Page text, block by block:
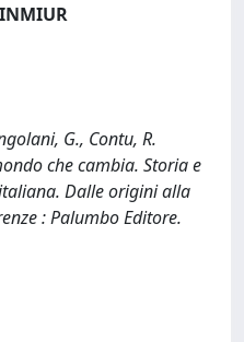
G., Contu, R.
che cambia. Storia e
Dalle origini alla
: Palumbo Editore.